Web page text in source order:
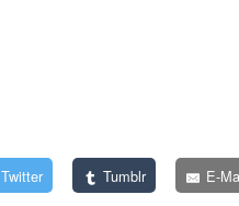
Twitter Tumblr E-